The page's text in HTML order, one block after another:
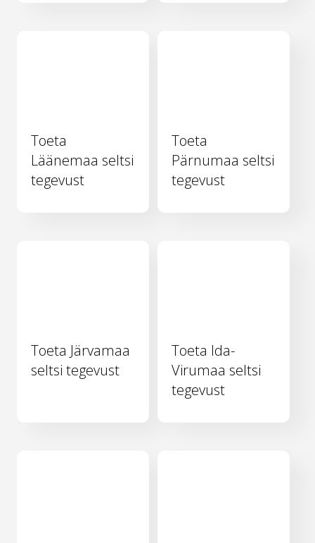
Toeta
Läänemaa seltsi
tegevust
Toeta
Pärnumaa seltsi
tegevust
Toeta Järvamaa
seltsi tegevust
Toeta Ida-
Virumaa seltsi
tegevust